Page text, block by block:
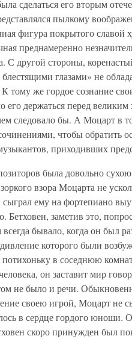
сделаться его вторым
пылкому
фигура покрытого
преднамеренно
С другой стороны,
глазами» не
тому же гордое сознание
его держаться перед
следовало бы. А Моцарт в
чтобы обратить
приходивших
была довольно
взора Моцарта не
сыграл ему на фортепиано
Бетховен, заметив это,
бывало, когда он был
которого были
в соседнюю
он заставит мир
не было и речи.
своею игрой, Моцарт не
в сердце гордого юноши.
скоро принужден был